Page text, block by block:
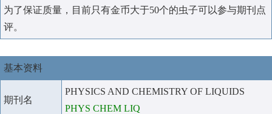
为了保证质量，目前只有金币大于50个的虫子可以参与期刊点
评。
基本资料
期刊名
PHYSICS AND CHEMISTRY OF LIQUIDS
PHYS CHEM LIQ